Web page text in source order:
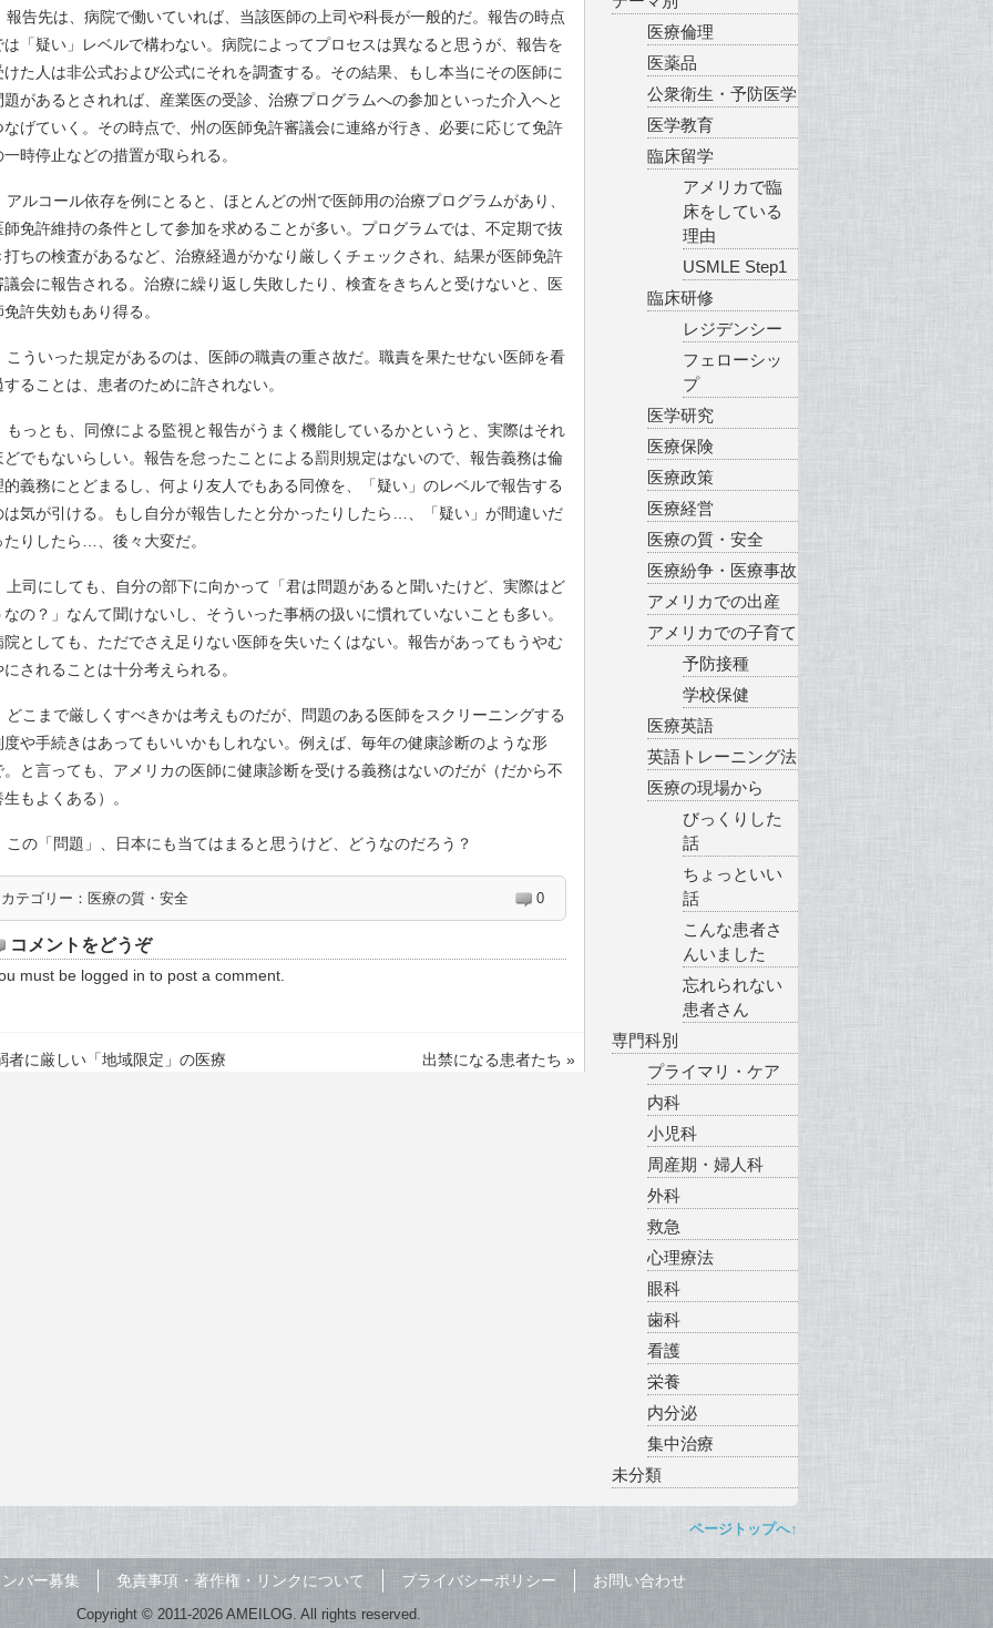
報告先は、病院で働いていれば、当該医師の上司や科長が一般的だ。報告の時点
は「疑い」レベルで構わない。病院によってプロセスは異なると思うが、報告を
けた人は非公式および公式にそれを調査する。その結果、もし本当にその医師に
題があるとされれば、産業医の受診、治療プログラムへの参加といった介入へと
なげていく。その時点で、州の医師免許審議会に連絡が行き、必要に応じて免許
一時停止などの措置が取られる。
アルコール依存を例にとると、ほとんどの州で医師用の治療プログラムがあり、
師免許維持の条件として参加を求めることが多い。プログラムでは、不定期で抜
打ちの検査があるなど、治療経過がかなり厳しくチェックされ、結果が医師免許
議会に報告される。治療に繰り返し失敗したり、検査をきちんと受けないと、医
免許失効もあり得る。
こういった規定があるのは、医師の職責の重さ故だ。職責を果たせない医師を看
することは、患者のために許されない。
もっとも、同僚による監視と報告がうまく機能しているかというと、実際はそれ
どでもないらしい。報告を怠ったことによる罰則規定はないので、報告義務は倫
的義務にとどまるし、何より友人でもある同僚を、「疑い」のレベルで報告する
は気が引ける。もし自分が報告したと分かったりしたら…、「疑い」が間違いだ
たりしたら…、後々大変だ。
上司にしても、自分の部下に向かって「君は問題があると聞いたけど、実際はど
なの？」なんて聞けないし、そういった事柄の扱いに慣れていないことも多い。
院としても、ただでさえ足りない医師を失いたくはない。報告があってもうやむ
にされることは十分考えられる。
どこまで厳しくすべきかは考えものだが、問題のある医師をスクリーニングする
度や手続きはあってもいいかもしれない。例えば、毎年の健康診断のような形
。と言っても、アメリカの医師に健康診断を受ける義務はないのだが（だから不
生もよくある）。
この「問題」、日本にも当てはまると思うけど、どうなのだろう？
カテゴリー： 医療の質・安全 0
コメントをどうぞ
must be logged in to post a comment.
者に厳しい「地域限定」の医療 出禁になる患者たち »
医療倫理
医薬品
公衆衛生・予防医学
医学教育
臨床留学
アメリカで臨
床をしている
理由
USMLE Step1
臨床研修
レジデンシー
フェローシッ
プ
医学研究
医療保険
医療政策
医療経営
医療の質・安全
医療紛争・医療事故
アメリカでの出産
アメリカでの子育て
予防接種
学校保健
医療英語
英語トレーニング法
医療の現場から
びっくりした
話
ちょっといい
話
こんな患者さ
んいました
忘れられない
患者さん
専門科別
プライマリ・ケア
内科
小児科
周産期・婦人科
外科
救急
心理療法
眼科
歯科
看護
栄養
内分泌
集中治療
未分類
ページトップへ↑
バー募集 免責事項・著作権・リンクについて プライバシーポリシー お問い合わせ
Copyright © 2011-2026 AMEILOG. All rights reserved.